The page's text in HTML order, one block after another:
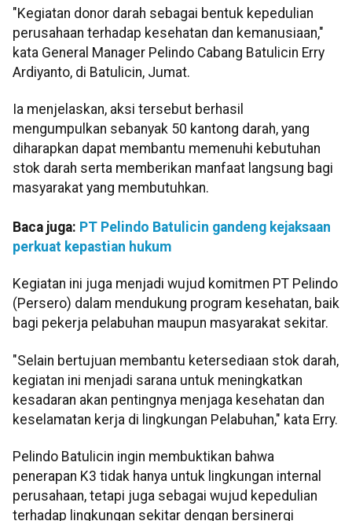
"Kegiatan donor darah sebagai bentuk kepedulian
perusahaan terhadap kesehatan dan kemanusiaan,"
kata General Manager Pelindo Cabang Batulicin Erry
Ardiyanto, di Batulicin, Jumat.
Ia menjelaskan, aksi tersebut berhasil
mengumpulkan sebanyak 50 kantong darah, yang
diharapkan dapat membantu memenuhi kebutuhan
stok darah serta memberikan manfaat langsung bagi
masyarakat yang membutuhkan.
Baca juga: PT Pelindo Batulicin gandeng kejaksaan
perkuat kepastian hukum
Kegiatan ini juga menjadi wujud komitmen PT Pelindo
(Persero) dalam mendukung program kesehatan, baik
bagi pekerja pelabuhan maupun masyarakat sekitar.
"Selain bertujuan membantu ketersediaan stok darah,
kegiatan ini menjadi sarana untuk meningkatkan
kesadaran akan pentingnya menjaga kesehatan dan
keselamatan kerja di lingkungan Pelabuhan," kata Erry.
Pelindo Batulicin ingin membuktikan bahwa
penerapan K3 tidak hanya untuk lingkungan internal
perusahaan, tetapi juga sebagai wujud kepedulian
terhadap lingkungan sekitar dengan bersinergi